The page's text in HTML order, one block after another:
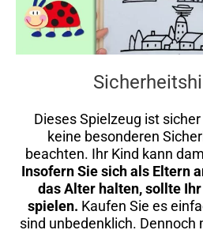
Dieses Spielzeug ist
keine besonderen
beachten. Ihr Kind kann
Insofern Sie sich als Eltern
das Alter halten, sollte
spielen. Kaufen Sie es
sind unbedenklich. Dennoch